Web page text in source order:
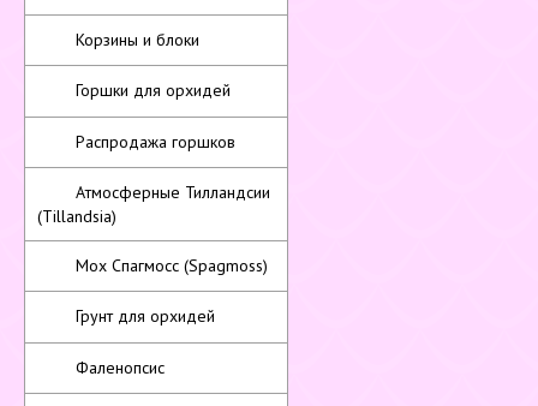
Корзины и блоки
Горшки для орхидей
Распродажа горшков
Атмосферные Тилландсии
(Tillandsia)
Мох Спагмосс (Spagmoss)
Грунт для орхидей
Фаленопсис